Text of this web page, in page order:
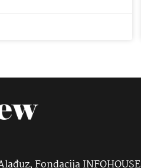
Fondacija INFOHOUSE